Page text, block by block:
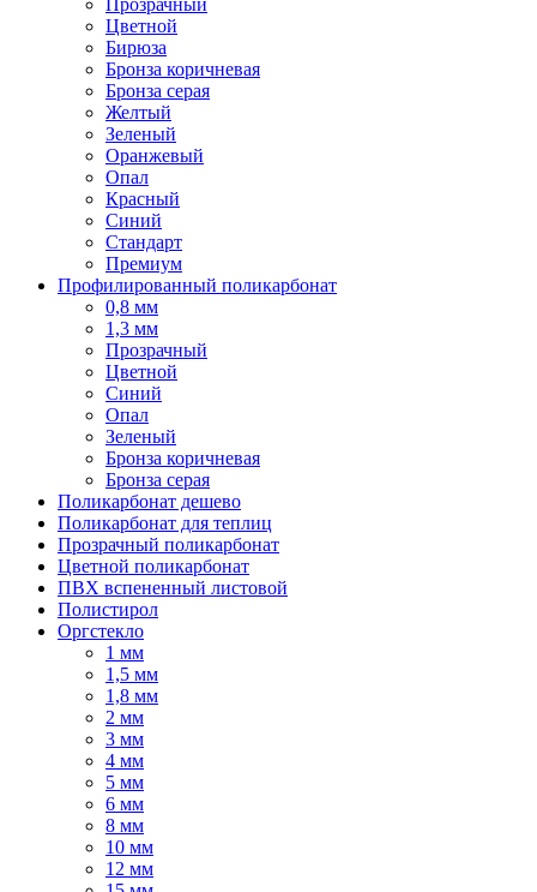
Прозрачный
Цветной
Бирюза
Бронза коричневая
Бронза серая
Желтый
Зеленый
Оранжевый
Опал
Красный
Синий
Стандарт
Премиум
Профилированный поликарбонат
0,8 мм
1,3 мм
Прозрачный
Цветной
Синий
Опал
Зеленый
Бронза коричневая
Бронза серая
Поликарбонат дешево
Поликарбонат для теплиц
Прозрачный поликарбонат
Цветной поликарбонат
ПВХ вспененный листовой
Полистирол
Оргстекло
1 мм
1,5 мм
1,8 мм
2 мм
3 мм
4 мм
5 мм
6 мм
8 мм
10 мм
12 мм